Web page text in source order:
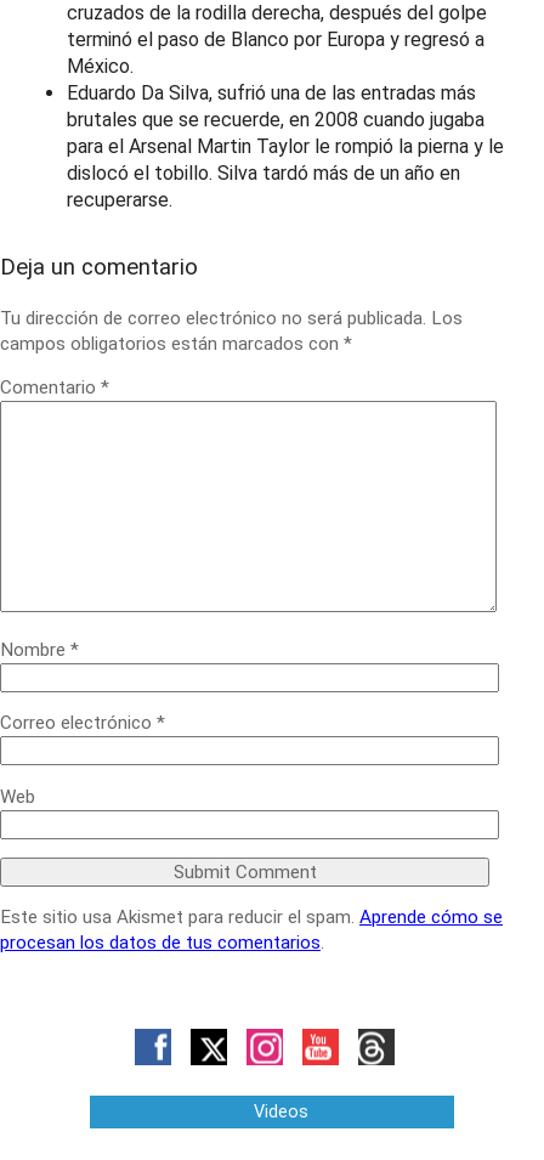
cruzados de la rodilla derecha, después del golpe
terminó el paso de Blanco por Europa y regresó a
México.
Eduardo Da Silva, sufrió una de las entradas más
brutales que se recuerde, en 2008 cuando jugaba
para el Arsenal Martin Taylor le rompió la pierna y le
dislocó el tobillo. Silva tardó más de un año en
recuperarse.
Deja un comentario
Tu dirección de correo electrónico no será publicada. Los
campos obligatorios están marcados con *
Comentario *
Nombre *
Correo electrónico *
Web
Este sitio usa Akismet para reducir el spam. Aprende cómo se
procesan los datos de tus comentarios.
Videos